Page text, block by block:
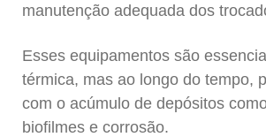
manutenção adequada dos
Esses equipamentos são
térmica, mas ao longo do tempo,
com o acúmulo de depósitos
biofilmes e corrosão.